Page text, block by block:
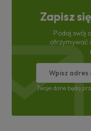
Zapisz
Podaj swój
otrzymywać
Twoje dane będą